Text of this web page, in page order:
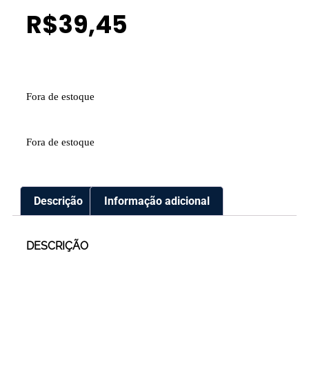
R$39,45
Fora de estoque
Fora de estoque
Descrição Informação adicional
DESCRIÇÃO